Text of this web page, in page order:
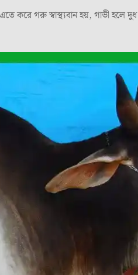
করে গরু স্বাস্থ্যবান হয়, গাভী হলে